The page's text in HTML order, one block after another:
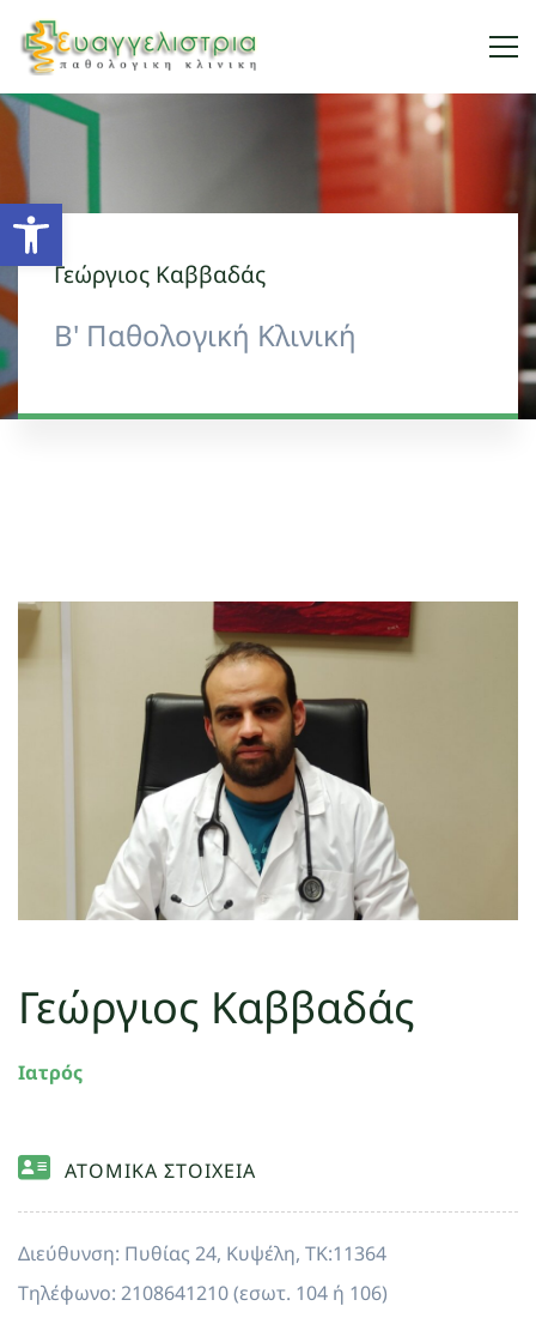
Open toolbar
Γεώργιος Καββαδάς
Β' Παθολογική Κλινική
Γεώργιος Καββαδάς
Ιατρός
ΑΤΟΜΙΚΑ ΣΤΟΙΧΕΙΑ
Διεύθυνση: Πυθίας 24, Κυψέλη, ΤΚ:11364
Τηλέφωνο: 2108641210 (εσωτ. 104 ή 106)